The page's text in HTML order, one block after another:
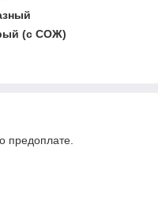
(с СОЖ)
предоплате.